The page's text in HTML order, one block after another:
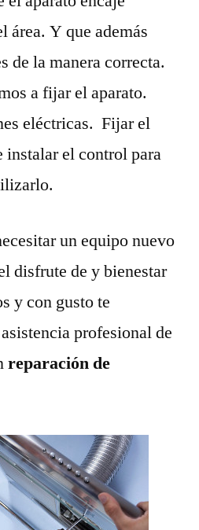
área. Y que además
de la manera correcta.
a fijar el aparato.
eléctricas. Fijar el
el control para
un equipo nuevo
disfrute de y bienestar
y con gusto te
profesional de
reparación de